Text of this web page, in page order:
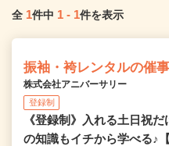
全 1件中 1 - 1件を表示
振袖・袴レンタルの催
株式会社アニバーサリー
登録制
《登録制》入れる土日祝
の知識もイチから学べる♪